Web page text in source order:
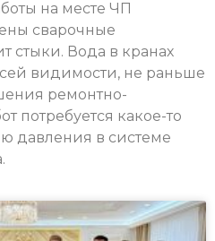
на месте ЧП
сварочные
стыки. Вода в кранах
видимости, не раньше
ремонтно-
потребуется какое-то
давления в системе